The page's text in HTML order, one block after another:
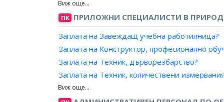
Заплата на Ръководител отдел/сектор,
Заплата на Ръководител екип,
Заплата на Регионален директор, банка/
Заплата на Директор финансов център,
Заплата на Ръководител офис, банка/
Заплата на Директор, банков клон/клон на
Заплата на Заместник-директор, банков
Заплата на Управител, банков клон/клон на
ПК
ПРИЛОЖНИ СПЕЦИАЛИСТИ В
Заплата на Завеждащ учебна работилница?
Заплата на Конструктор, професионално
Заплата на Техник, дърворезбарство?
Заплата на Техник, количествени
Заплата на Техник, мебелно производство?
Заплата на Техник, медицинска техника?